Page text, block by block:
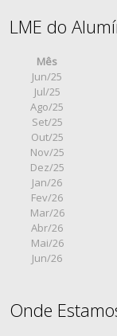
LME do
Mês
Jun/25
Jul/25
Ago/25
Set/25
Out/25
Nov/25
Dez/25
Jan/26
Fev/26
Mar/26
Abr/26
Mai/26
Jun/26
Onde